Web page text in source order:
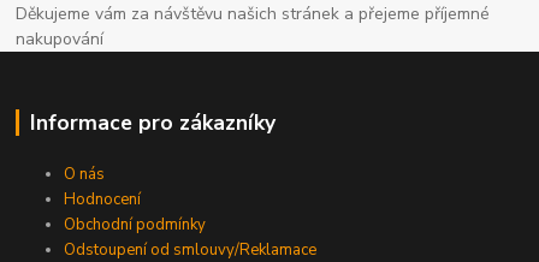
Děkujeme vám za návštěvu našich stránek a přejeme příjemné
nakupování
Informace pro zákazníky
O nás
Hodnocení
Obchodní podmínky
Odstoupení od smlouvy/Reklamace